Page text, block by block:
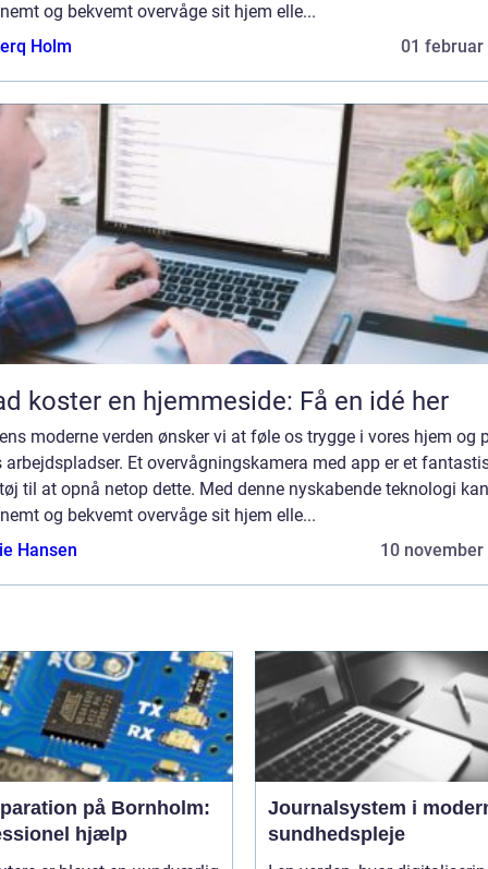
og bekvemt overvåge sit hjem elle...
Holm
01 februar
koster en hjemmeside: Få en idé her
moderne verden ønsker vi at føle os trygge i vores hjem og
arbejdspladser. Et overvågningskamera med app er et
til at opnå netop dette. Med denne nyskabende teknologi kan
og bekvemt overvåge sit hjem elle...
Hansen
10 november
på Bornholm:
hjælp
Journalsystem i
sundhedspleje